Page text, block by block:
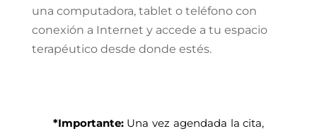
una computadora, tablet o teléfono con
conexión a Internet y accede a tu espacio
terapéutico desde donde estés.
*Importante:Una vez agendada la cita,